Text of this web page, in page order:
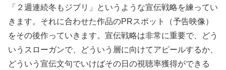
「２週連続冬もジブリ」というような宣伝戦略を練ってい
きます。それに合わせた作品のPRスポット（予告映像）
をその後作っていきます。宣伝戦略は非常に重要で、どう
いうスローガンで、どういう層に向けてアピールするか、
どういう宣伝文句でいけばその日の視聴率獲得ができる